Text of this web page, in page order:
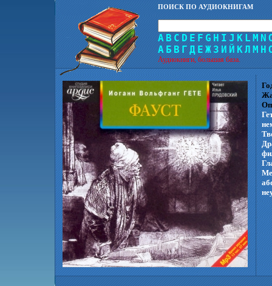
ПОИСК ПО АУДИОКНИГАМ
A B C D E F G H I J K L M N
А Б В Г Д Е Ж З И Й КЛ М Н
Аудиокниги, большая база.